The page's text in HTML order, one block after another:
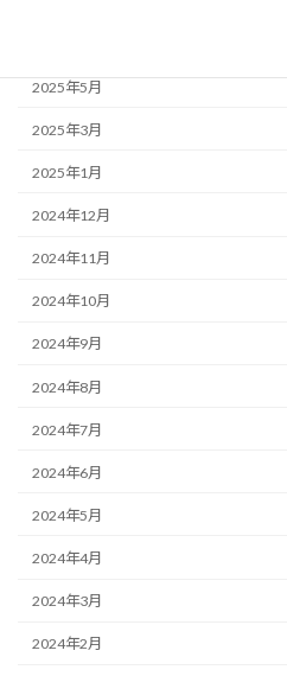
2025年5月
2025年3月
2025年1月
2024年12月
2024年11月
2024年10月
2024年9月
2024年8月
2024年7月
2024年6月
2024年5月
2024年4月
2024年3月
2024年2月